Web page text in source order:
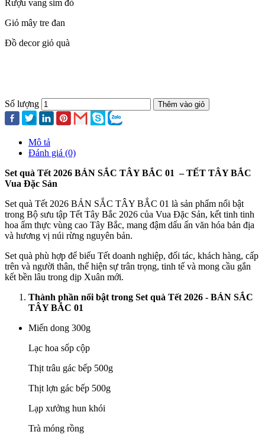
Rượu vang sim đỏ
Giỏ mây tre đan
Đồ decor giỏ quà
Số lượng Thêm vào giỏ
Mô tả
Đánh giá (0)
Set quà Tết 2026 BẢN SẮC TÂY BẮC 01 – TẾT TÂY BẮC
Vua Đặc Sản
Set quà Tết 2026 BẢN SẮC TÂY BẮC 01 là sản phẩm nổi bật
trong Bộ sưu tập Tết Tây Bắc 2026 của Vua Đặc Sản, kết tinh tinh
hoa ẩm thực vùng cao Tây Bắc, mang đậm dấu ấn văn hóa bản địa
và hương vị núi rừng nguyên bản.
Set quà phù hợp để biếu Tết doanh nghiệp, đối tác, khách hàng, cấp
trên và người thân, thể hiện sự trân trọng, tinh tế và mong cầu gắn
kết bền lâu trong dịp Xuân mới.
Thành phần nổi bật trong Set quà Tết 2026 - BẢN SẮC
TÂY BẮC 01
Miến dong 300g
Lạc hoa sốp cộp
Thịt trâu gác bếp 500g
Thịt lợn gác bếp 500g
Lạp xưởng hun khói
Trà móng rồng